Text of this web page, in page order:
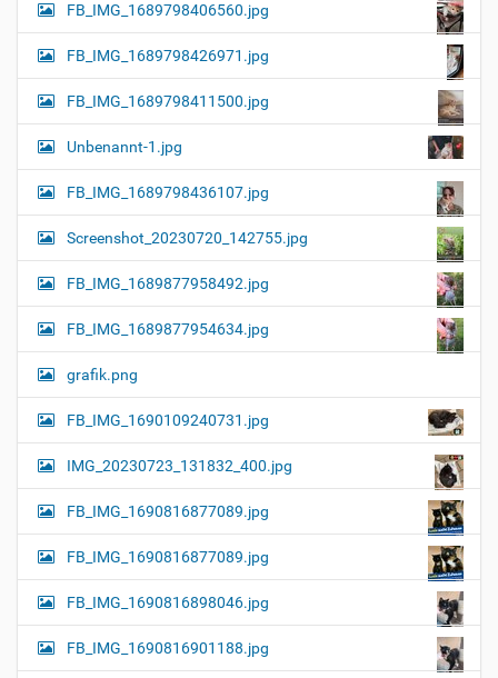
FB_IMG_1689798406560.jpg
FB_IMG_1689798426971.jpg
FB_IMG_1689798411500.jpg
Unbenannt-1.jpg
FB_IMG_1689798436107.jpg
Screenshot_20230720_142755.jpg
FB_IMG_1689877958492.jpg
FB_IMG_1689877954634.jpg
grafik.png
FB_IMG_1690109240731.jpg
IMG_20230723_131832_400.jpg
FB_IMG_1690816877089.jpg
FB_IMG_1690816877089.jpg
FB_IMG_1690816898046.jpg
FB_IMG_1690816901188.jpg